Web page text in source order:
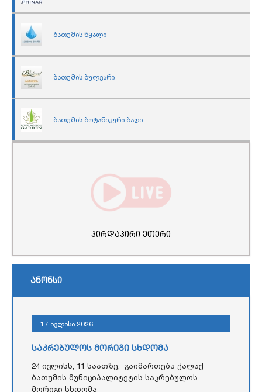
ბათუმის წყალი
ბათუმის ბულვარი
ბათუმის ბოტანიკური ბაღი
პირდაპირი ეთერი
ანონსი
17 ივლისი 2026
საკრებულოს მორიგი სხდომა
24 ივლისს, 11 საათზე, გაიმართება ქალაქ
ბათუმის მუნიციპალიტეტის საკრებულოს
მორიგი სხდომა